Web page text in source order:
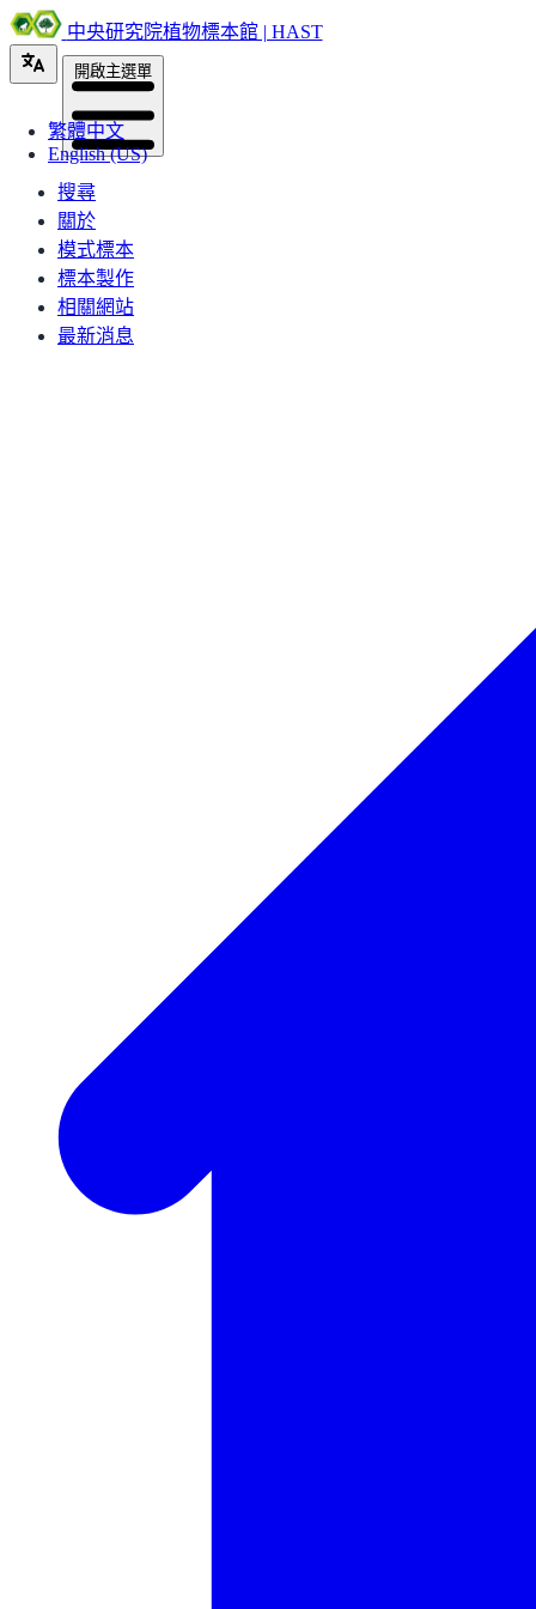
中央研究院植物標本館 | HAST
繁體中文
English (US)
開啟主選單
搜尋
關於
模式標本
標本製作
相關網站
最新消息